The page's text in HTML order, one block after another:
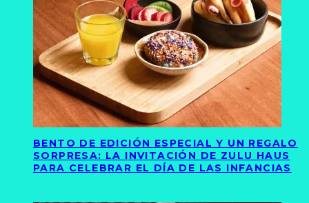
BENTO DE EDICIÓN ESPECIAL Y UN REGALO
SORPRESA: LA INVITACIÓN DE ZULU HAUS
PARA CELEBRAR EL DÍA DE LAS INFANCIAS